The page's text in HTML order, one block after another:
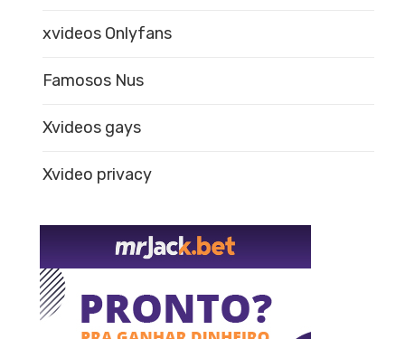
xvideos Onlyfans
Famosos Nus
Xvideos gays
Xvideo privacy